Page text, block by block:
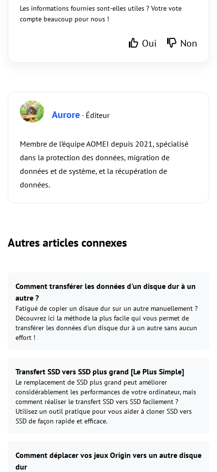
Les informations fournies sont-elles utiles ? Votre vote
compte beaucoup pour nous !
Oui Non
Aurore · Éditeur
Membre de l’équipe AOMEI depuis 2021, spécialisé
dans la protection des données, migration de
données et de système, et la récupération de
données.
Autres articles connexes
Comment transférer les données d'un disque dur à un
autre ?
Fatigué de copier un disaue dur sur un autre manuellement ?
Découvrez ici la méthode la plus facile qui vous permet de
transférer les données d'un disque dur à un autre sans aucun
effort !
Transfert SSD vers SSD plus grand [Le Plus Simple]
Le remplacement de SSD plus grand peut améliorer
considérablement les performances de votre ordinateur, mais
comment réaliser le transfert SSD vers SSD facilement ?
Utilisez un outil pratique pour vous aider à cloner SSD vers
SSD de façon rapide et efficace.
Comment déplacer vos jeux Origin vers un autre disque
dur